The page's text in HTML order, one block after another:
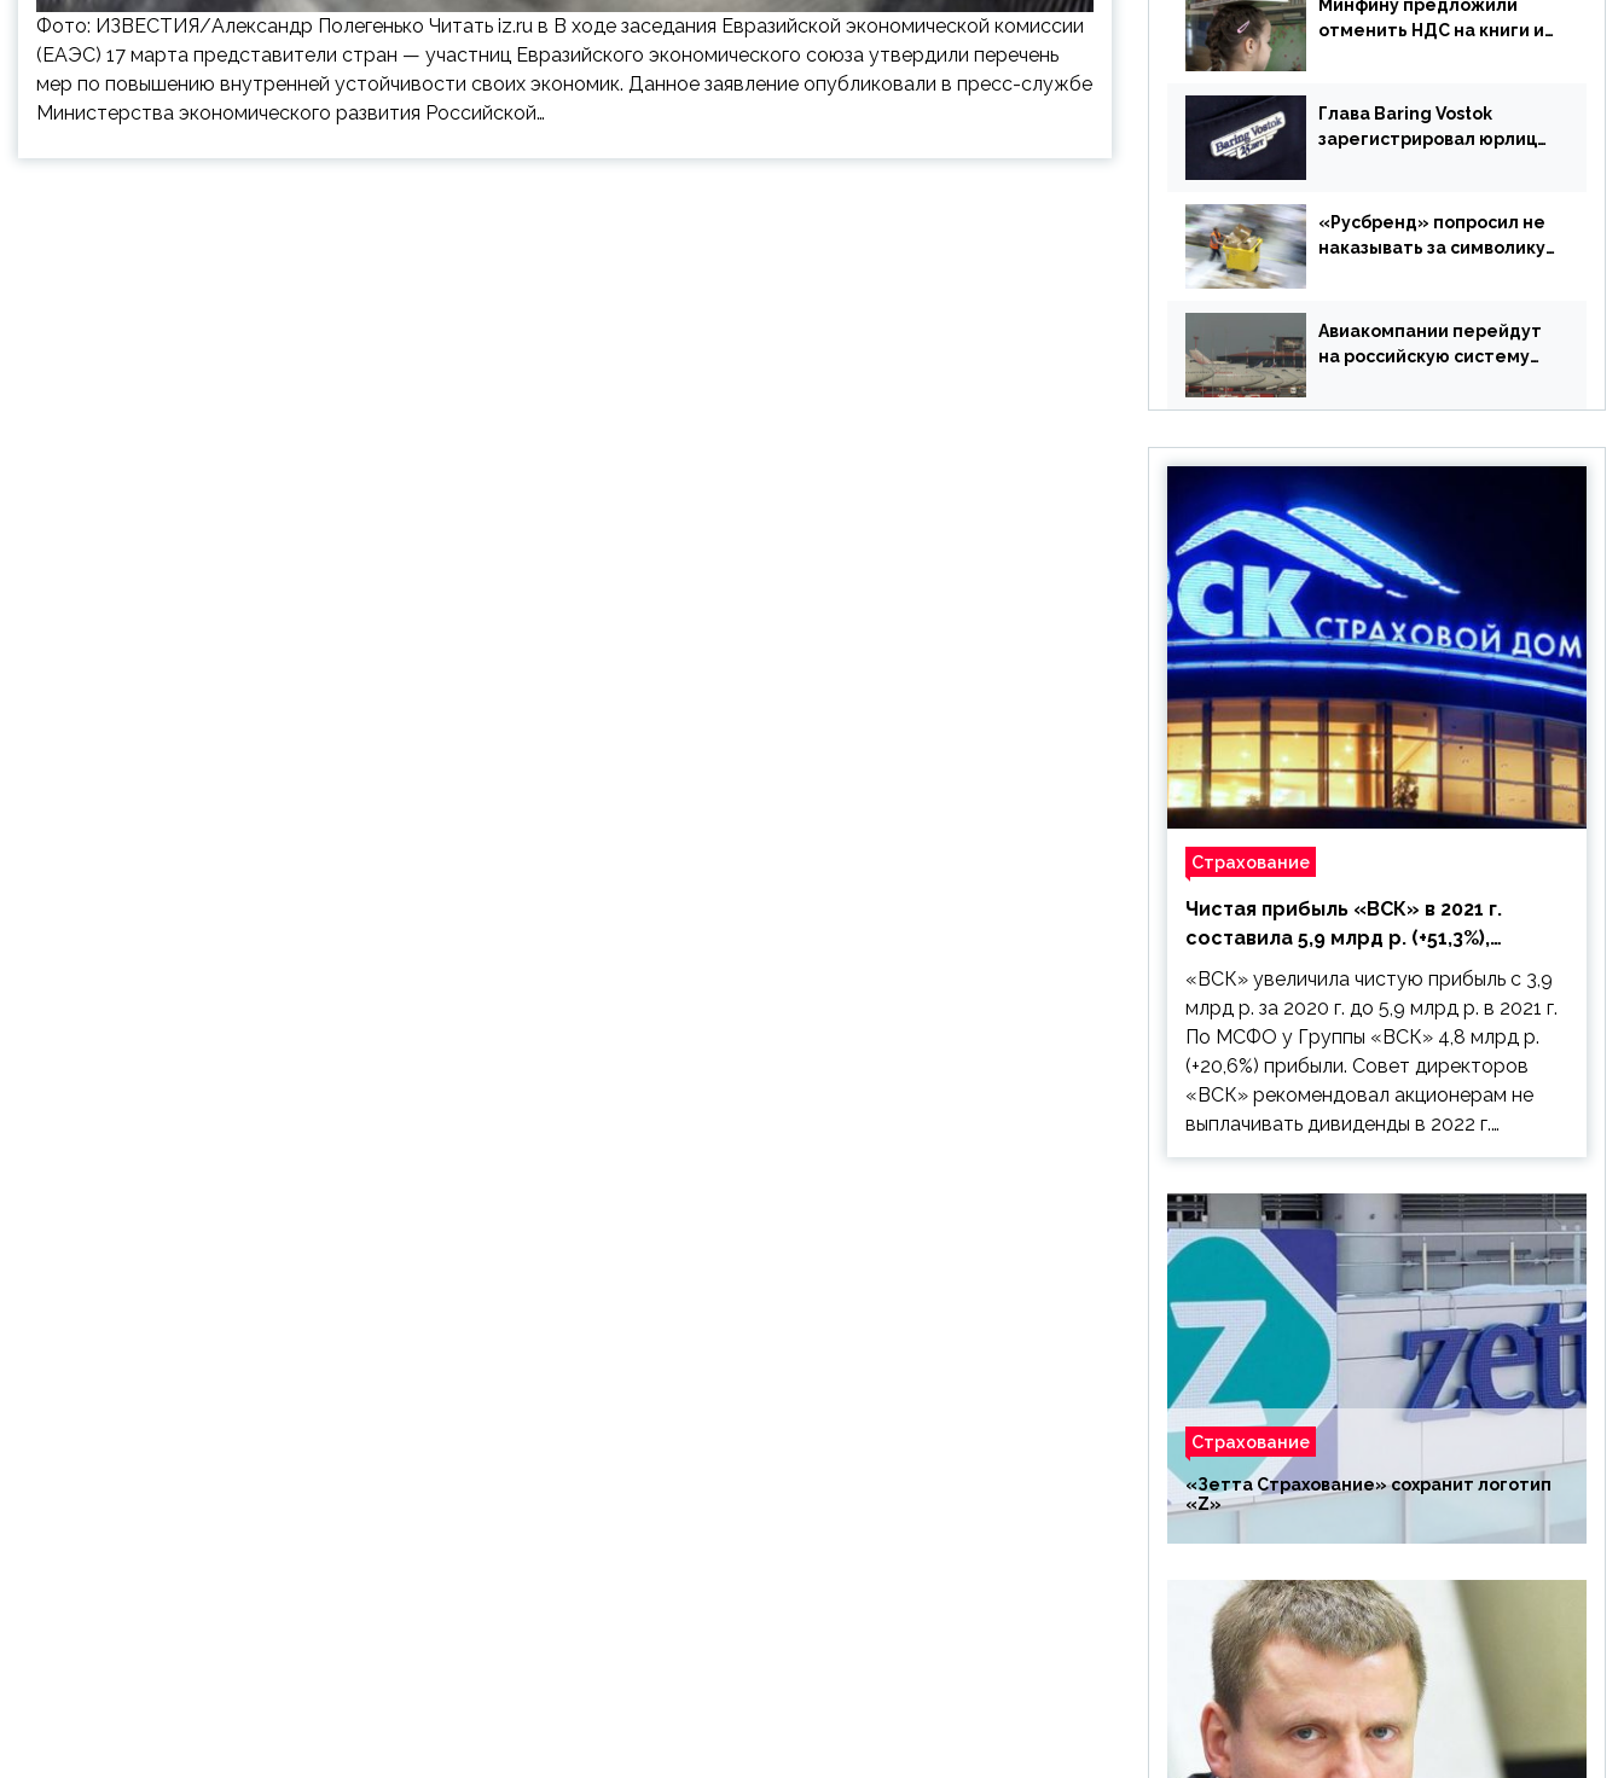
Фото: ИЗВЕСТИЯ/Александр Полегенько Читать iz.ru в В ходе заседания Евразийской экономической комиссии
(ЕАЭС) 17 марта представители стран — участниц Евразийского экономического союза утвердили перечень
мер по повышению внутренней устойчивости своих экономик. Данное заявление опубликовали в пресс-службе
Министерства экономического развития Российской…
Минфину предложили
отменить НДС на книги и
Глава Baring Vostok
зарегистрировал юрлицо
«Русбренд» попросил не
наказывать за символику
Авиакомпании перейдут
на российскую систему
Страхование
Чистая прибыль «ВСК» в 2021 г.
составила 5,9 млрд р. (+51,3%),
дивиденды рекомендовано не
выплачивать
«ВСК» увеличила чистую прибыль с 3,9
млрд р. за 2020 г. до 5,9 млрд р. в 2021 г.
По МСФО у Группы «ВСК» 4,8 млрд р.
(+20,6%) прибыли. Совет директоров
«ВСК» рекомендовал акционерам не
выплачивать дивиденды в 2022 г.…
Страхование
«Зетта Страхование» сохранит логотип
«Z»